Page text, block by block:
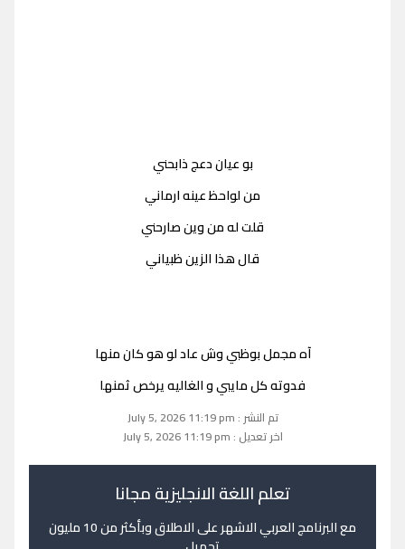
بو عيان دعج ذابحني
من لواحظ عينه ارماني
قلت له من وين صارحني
قال هذا الزين ظبياني
آه مجمل بوظبي وش عاد لو هو كان منها
فدوته كل مايبي و الغاليه يرخص ثمنها
تم النشر : July 5, 2026 11:19 pm
اخر تعديل : July 5, 2026 11:19 pm
تعلم اللغة الانجليزية مجانا
مع البرنامج العربي الاشهر على الاطلاق وبأكثر من 10 مليون